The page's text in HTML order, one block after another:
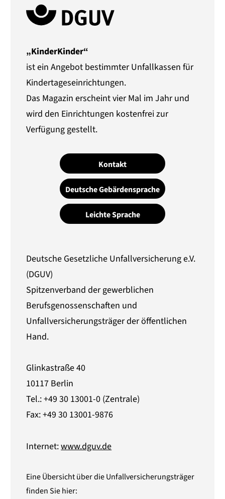
„KinderKinder“
ist ein Angebot bestimmter Unfallkassen für
Kindertageseinrichtungen.
Das Magazin erscheint vier Mal im Jahr und
wird den Einrichtungen kostenfrei zur
Verfügung gestellt.
Kontakt
Deutsche Gebärdensprache
Leichte Sprache
Deutsche Gesetzliche Unfallversicherung e.V.
(DGUV)
Spitzenverband der gewerblichen
Berufsgenossenschaften und
Unfallversicherungsträger der öffentlichen
Hand.
Glinkastraße 40
10117 Berlin
Tel.: +49 30 13001-0 (Zentrale)
Fax: +49 30 13001-9876
Internet:www.dguv.de
Eine Übersicht über die Unfallversicherungsträger
finden Sie hier: